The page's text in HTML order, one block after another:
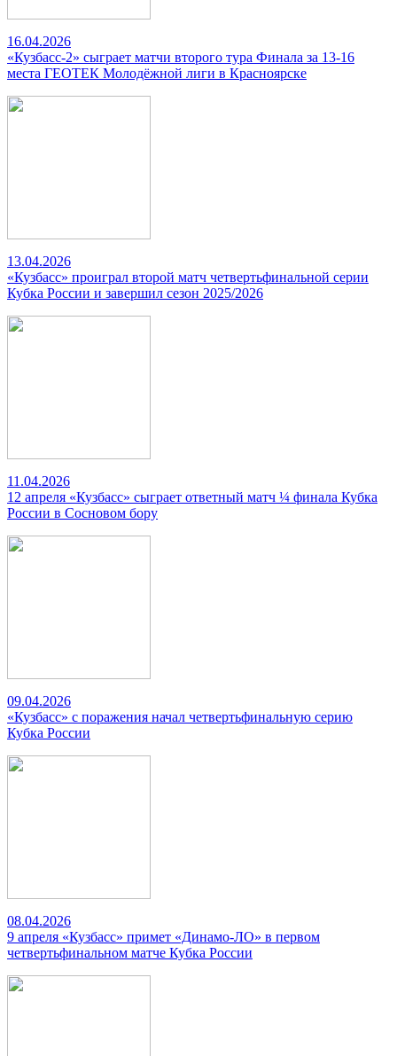
16.04.2026
«Кузбасс-2» сыграет матчи второго тура Финала за 13-16
места ГЕОТЕК Молодёжной лиги в Красноярске
13.04.2026
«Кузбасс» проиграл второй матч четвертьфинальной серии
Кубка России и завершил сезон 2025/2026
11.04.2026
12 апреля «Кузбасс» сыграет ответный матч ¼ финала Кубка
России в Сосновом бору
09.04.2026
«Кузбасс» с поражения начал четвертьфинальную серию
Кубка России
08.04.2026
9 апреля «Кузбасс» примет «Динамо-ЛО» в первом
четвертьфинальном матче Кубка России